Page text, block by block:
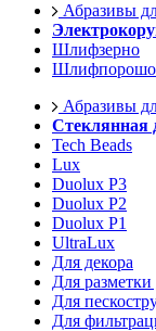
Абразивы
Шлифзерно
Абразивы
Стеклянная
Tech Beads
Lux
Duolux P3
Duolux P2
Duolux P1
UltraLux
Для декора
Для разметки
Для
Для